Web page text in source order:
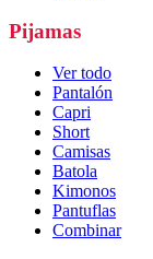
Pijamas
Ver todo
Pantalón
Capri
Short
Camisas
Batola
Kimonos
Pantuflas
Combinar